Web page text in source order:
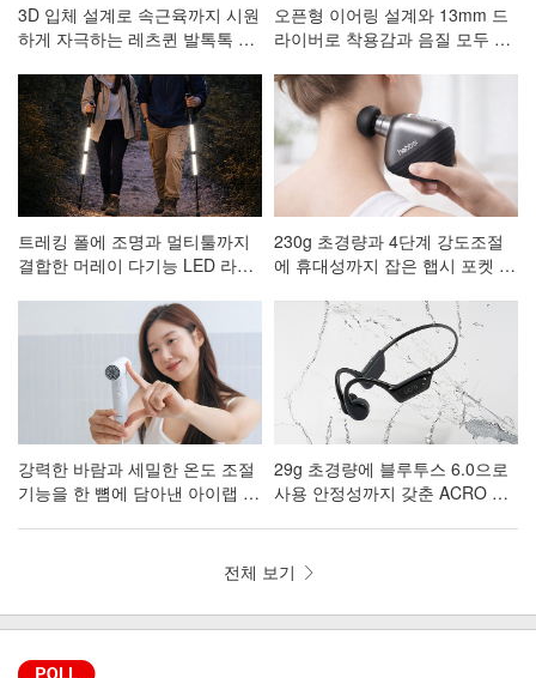
3D 입체 설계로 속근육까지 시원
하게 자극하는 레츠퀸 발톡톡 저
오픈형 이어링 설계와 13mm 드
라이버로 착용감과 음질 모두 잡
스이어폰 AE-101
트레킹 폴에 조명과 멀티툴까지
결합한 머레이 다기능 LED 라이
230g 초경량과 4단계 강도조절
에 휴대성까지 잡은 햅시 포켓 마
강력한 바람과 세밀한 온도 조절
기능을 한 뼘에 담아낸 아이랩 한
29g 초경량에 블루투스 6.0으로
사용 안정성까지 갖춘 ACRO 프
전체 보기